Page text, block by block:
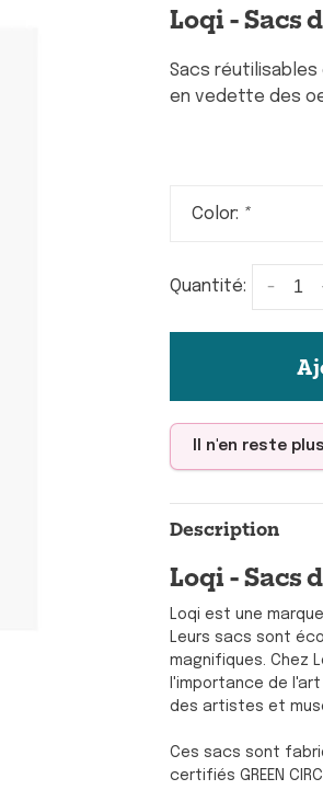
Loqi - Sacs
Sacs
en vedette des
Color: *
Quantité: -
Il n'en reste
Description
Loqi - Sacs
Loqi est une
Leurs sacs sont
magnifiques. Chez
l'importance de
des artistes et
Ces sacs sont
certifiés GREEN